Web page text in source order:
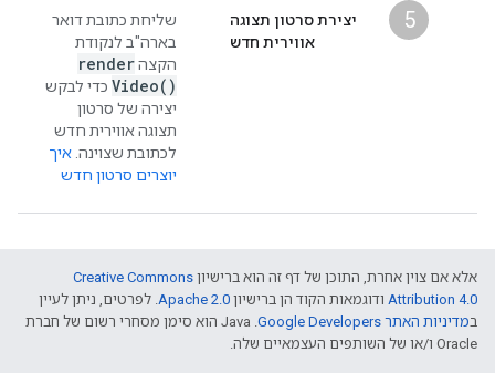
5
יצירת סרטון תצוגה
אווירית חדש
שליחת כתובת דואר
בארה"ב לנקודת
הקצהrender
Video( )
כדי לבקש
יצירה של סרטון
תצוגה אווירית חדש
לכתובת שצוינה. איך
יוצרים סרטון חדש
אלא אם צוין אחרת, התוכן של דף זה הוא ברישיון Creative Commons
Attribution 4.0 ודוגמאות הקוד הן ברישיון Apache 2.0 . לפרטים, ניתן לעיין
במדיניות האתר Google Developers‏
.‏ Java הוא סימן מסחרי רשום של חברת
Oracle ו/או של השותפים העצמאיים שלה.